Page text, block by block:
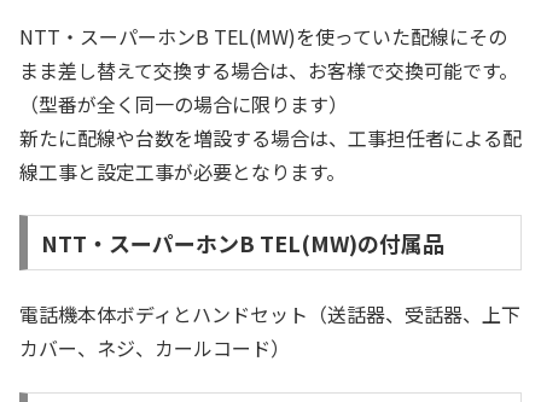
NTT・スーパーホンB TEL(MW)を使っていた配線にその
まま差し替えて交換する場合は、お客様で交換可能です。
（型番が全く同一の場合に限ります）
新たに配線や台数を増設する場合は、工事担任者による配
線工事と設定工事が必要となります。
NTT・スーパーホンB TEL(MW)の付属品
電話機本体ボディとハンドセット（送話器、受話器、上下
カバー、ネジ、カールコード）